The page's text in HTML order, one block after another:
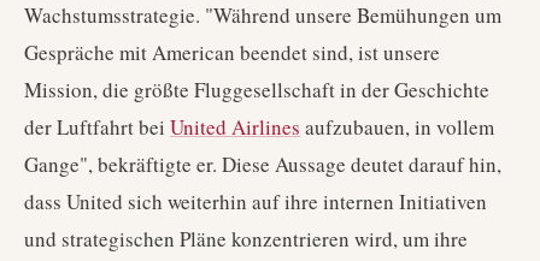
Wachstumsstrategie. "Während unsere Bemühungen um
Gespräche mit American beendet sind, ist unsere
Mission, die größte Fluggesellschaft in der Geschichte
der Luftfahrt bei United Airlines aufzubauen, in vollem
Gange", bekräftigte er. Diese Aussage deutet darauf hin,
dass United sich weiterhin auf ihre internen Initiativen
und strategischen Pläne konzentrieren wird, um ihre